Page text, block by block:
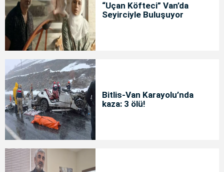
“Uçan Köfteci” Van’da
Seyirciyle Buluşuyor
Bitlis-Van Karayolu’nda
kaza: 3 ölü!